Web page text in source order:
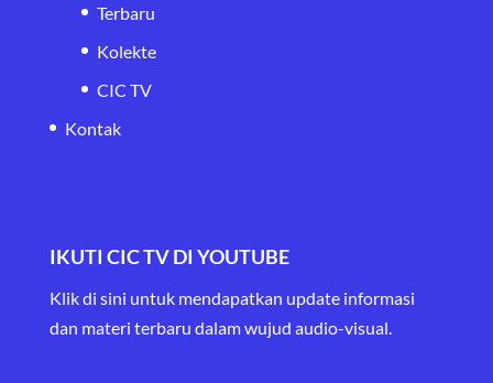
Terbaru
Kolekte
CIC TV
Kontak
IKUTI CIC TV DI YOUTUBE
Klik di sini untuk mendapatkan update informasi
dan materi terbaru dalam wujud audio-visual.